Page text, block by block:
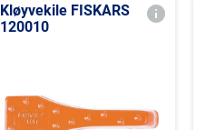
Kløyvekile FISKARS
120010